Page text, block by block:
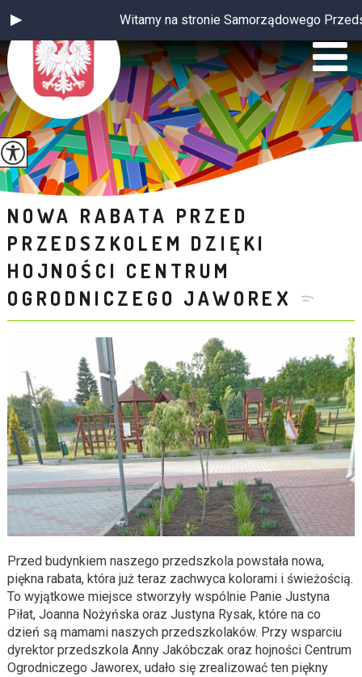
Witamy na stronie Samorządowego
NOWA RABATA PRZED
PRZEDSZKOLEM DZIĘKI
HOJNOŚCI CENTRUM
OGRODNICZEGO JAWOREX
Przed budynkiem naszego przedszkola powstała nowa,
piękna rabata, która już teraz zachwyca kolorami i świeżością.
To wyjątkowe miejsce stworzyły wspólnie Panie Justyna
Piłat, Joanna Nożyńska oraz Justyna Rysak, które na co
dzień są mamami naszych przedszkolaków. Przy wsparciu
dyrektor przedszkola Anny Jakóbczak oraz hojności Centrum
Ogrodniczego Jaworex, udało się zrealizować ten piękny